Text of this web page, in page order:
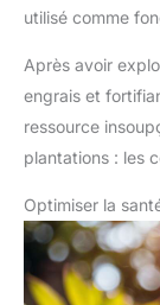
utilisé comme
Après avoir
engrais et
ressource
plantations : les
Optimiser la